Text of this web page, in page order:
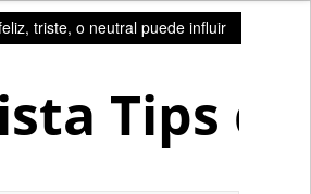
triste, o neutral puede influir
Tips